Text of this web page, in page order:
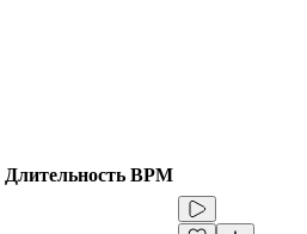
Длительность BPM